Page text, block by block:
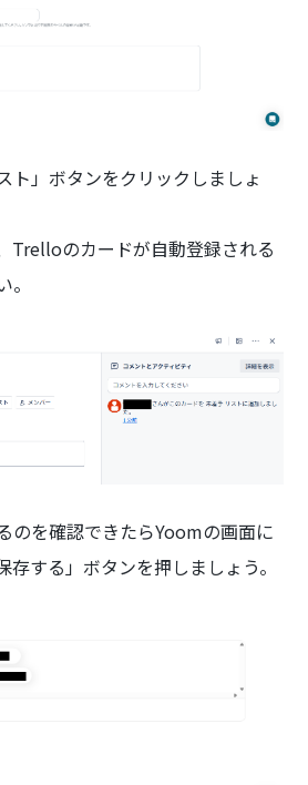
ト」ボタンをクリックしましょ
Trelloのカードが自動登録される
のを確認できたらYoomの画面に
する」ボタンを押しましょう。